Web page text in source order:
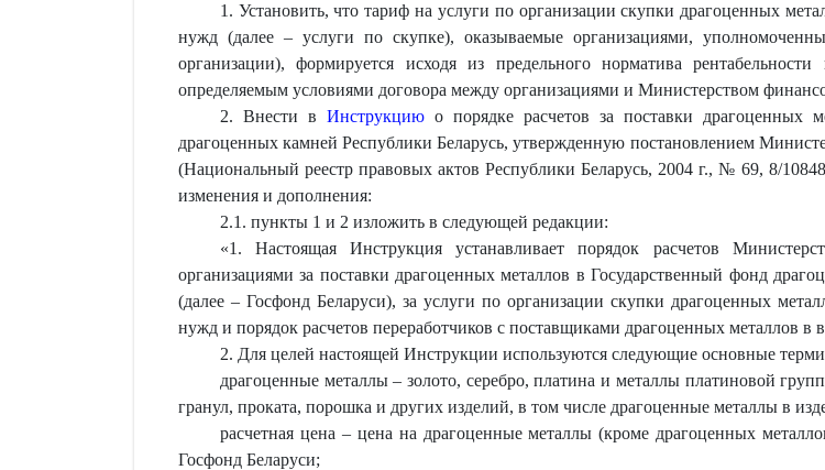
1. Установить, что тариф на услуги по организации скупки драгоценных
нужд (далее – услуги по скупке), оказываемые организациями,
организации), формируется исходя из предельного норматива
определяемым условиями договора между организациями и Министерством
2. Внести в Инструкциюо порядке расчетов за поставки драгоценных
драгоценных камней Республики Беларусь, утвержденную постановлением
(Национальный реестр правовых актов Республики Беларусь, 2004 г., № 69, 8/
изменения и дополнения:
2.1. пункты 1 и 2 изложить в следующей редакции:
«1. Настоящая Инструкция устанавливает порядок расчетов
организациями за поставки драгоценных металлов в Государственный фонд
(далее – Госфонд Беларуси), за услуги по организации скупки драгоценных
нужд и порядок расчетов переработчиков с поставщиками драгоценных металлов в
2. Для целей настоящей Инструкции используются следующие основные
драгоценные металлы – золото, серебро, платина и металлы платиновой
гранул, проката, порошка и других изделий, в том числе драгоценные металлы в
расчетная цена – цена на драгоценные металлы (кроме драгоценных
Госфонд Беларуси;